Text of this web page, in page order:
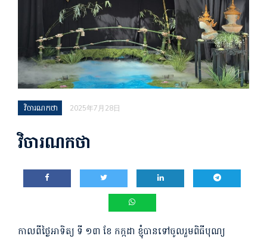
វិចារណកថា 2025年7月28日
វិចារណកថា
កាលពីថ្ងៃអាទិត្យ ទី ១៣ ខែ កក្កដា ខ្ញុំបានទៅចូលរួមពិធី​បុណ្យ